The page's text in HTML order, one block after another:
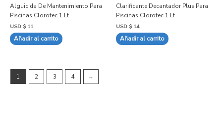
Alguicida De Mantenimiento Para
Piscinas Clorotec 1 Lt
USD $11
Añadir al carrito
Clarificante Decantador Plus Para
Piscinas Clorotec 1 Lt
USD $14
Añadir al carrito
1 2 3 4 →